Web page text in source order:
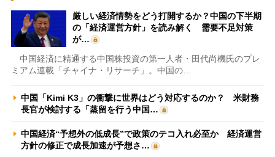
厳しい経済情勢をどう打開するか？中国の下半期
の「経済運営方針」を読み解く 需要不足対策
が…
中国経済に精通する中国株投資の第一人者・田代尚機氏のプレ
ミアム連載「チャイナ・リサーチ」。中国の…
中国「Kimi K3」の衝撃に世界はどう対応するのか？ 米財務
長官が検討する「蒸留を行う中国…
中国経済“予想外の低成長”で政策のテコ入れ必至か 経済運営
方針の修正で成長加速が予想さ…